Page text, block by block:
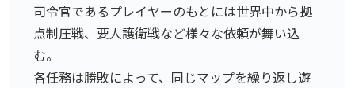
司令官であるプレイヤーのもとには世界中から拠
点制圧戦、要人護衛戦など様々な依頼が舞い込
む。
各任務は勝敗によって、同じマップを繰り返し遊